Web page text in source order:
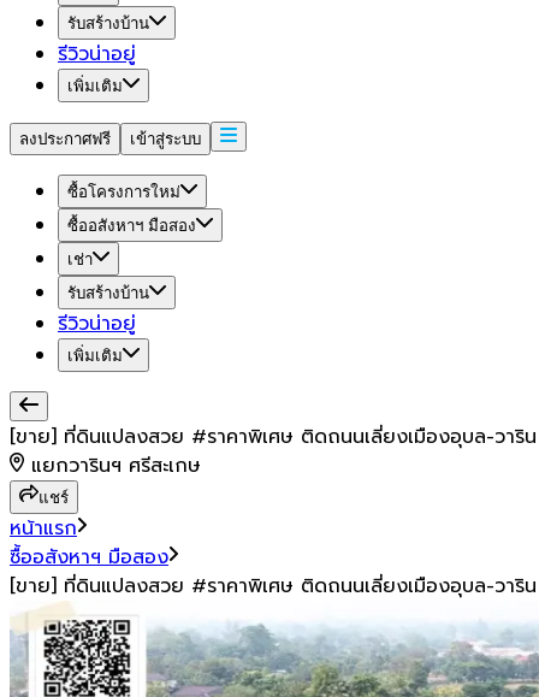
รับสร้างบ้าน
รีวิวน่าอยู่
เพิ่มเติม
ลงประกาศฟรี เข้าสู่ระบบ
ซื้อโครงการใหม่
ซื้ออสังหาฯ มือสอง
เช่า
รับสร้างบ้าน
รีวิวน่าอยู่
เพิ่มเติม
[ขาย] ที่ดินแปลงสวย #ราคาพิเศษ ติดถนนเลี่ยงเมืองอุบล-วาริน
แยกวารินฯ ศรีสะเกษ
แชร์
หน้าแรก
ซื้ออสังหาฯ มือสอง
[ขาย] ที่ดินแปลงสวย #ราคาพิเศษ ติดถนนเลี่ยงเมืองอุบล-วาริน